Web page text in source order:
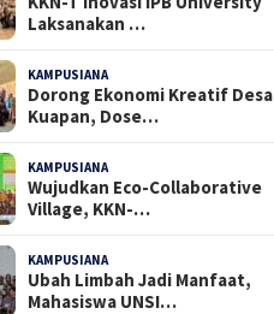
Laksanakan …
KAMPUSIANA
Dorong Ekonomi Kreatif Desa
Kuapan, Dose…
KAMPUSIANA
Wujudkan Eco-Collaborative
Village, KKN-…
KAMPUSIANA
Ubah Limbah Jadi Manfaat,
Mahasiswa UNSI…